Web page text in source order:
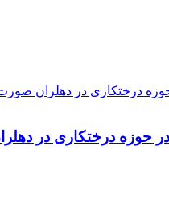
درختکاری در دهلران
حوزه درختکاری در